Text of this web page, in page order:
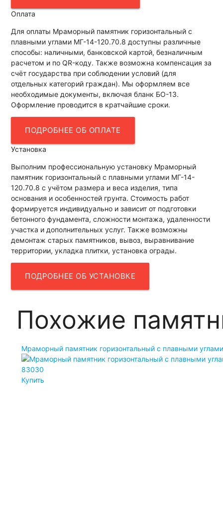
Оплата
Для оплаты Мраморный памятник горизонтальный с
плавными углами МГ-14-120.70.8 доступны различные
способы: наличными, банковской картой, безналичным
расчетом и по QR-коду. Также возможна компенсация за
счёт государства при соблюдении условий (для
отдельных категорий граждан). Мы оформляем все
необходимые документы, включая бланк БО-13.
Оформление проводится в кратчайшие сроки.
ПОДРОБНЕЕ ОБ ОПЛАТЕ
Установка
Выполним профессиональную установку Мраморный
памятник горизонтальный с плавными углами МГ-14-
120.70.8 с учётом размера и веса изделия, типа
основания и особенностей грунта. Стоимость работ
формируется индивидуально и зависит от подготовки
бетонного фундамента, сложности монтажа, удаленности
участка и дополнительных услуг. Также возможны
демонтаж старых памятников, вывоз, выравнивание
территории, укладка плитки, установка ограды.
ПОДРОБНЕЕ ОБ УСТАНОВКЕ
Похожие
Мраморный памятник горизонтальный с плавными
83030
Купить